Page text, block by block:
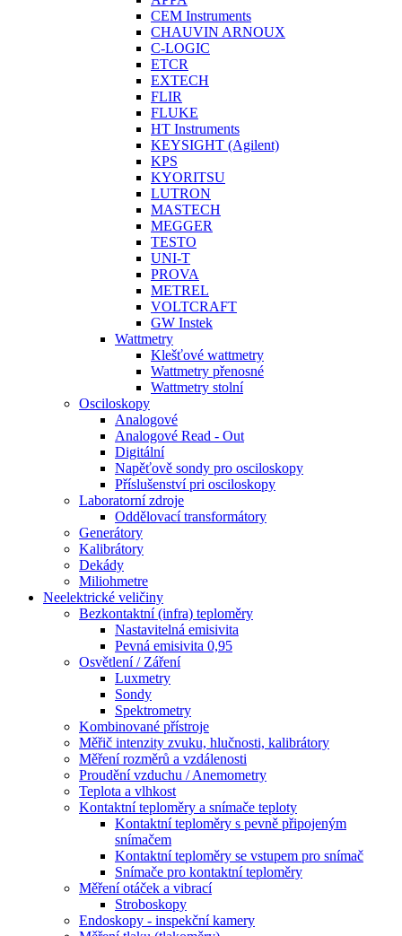
CEM Instruments
CHAUVIN ARNOUX
C-LOGIC
ETCR
EXTECH
FLIR
FLUKE
HT Instruments
KEYSIGHT (Agilent)
KPS
KYORITSU
LUTRON
MASTECH
MEGGER
TESTO
UNI-T
PROVA
METREL
VOLTCRAFT
GW Instek
Wattmetry
Klešťové wattmetry
Wattmetry přenosné
Wattmetry stolní
Osciloskopy
Analogové
Analogové Read - Out
Digitální
Napěťově sondy pro osciloskopy
Příslušenství pri osciloskopy
Laboratorní zdroje
Oddělovací transformátory
Generátory
Kalibrátory
Dekády
Miliohmetre
Neelektrické veličiny
Bezkontaktní (infra) teploměry
Nastavitelná emisivita
Pevná emisivita 0,95
Osvětlení / Záření
Luxmetry
Sondy
Spektrometry
Kombinované přístroje
Měřič intenzity zvuku, hlučnosti, kalibrátory
Měření rozměrů a vzdálenosti
Proudění vzduchu / Anemometry
Teplota a vlhkost
Kontaktní teploměry a snímače teploty
Kontaktní teploměry s pevně připojeným
snímačem
Kontaktní teploměry se vstupem pro snímač
Snímače pro kontaktní teploměry
Měření otáček a vibrací
Stroboskopy
Endoskopy - inspekční kamery